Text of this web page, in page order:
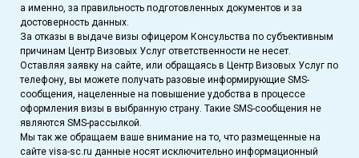
а именно, за правильность подготовленных документов и за
достоверность данных.
За отказы в выдаче визы офицером Консульства по субъективным
причинам Центр Визовых Услуг ответственности не несет.
Оставляя заявку на сайте, или обращаясь в Центр Визовых Услуг по
телефону, вы можете получать разовые информирующие SMS-
сообщения, нацеленные на повышение удобства в процессе
оформления визы в выбранную страну. Такие SMS-сообщения не
являются SMS-рассылкой.
Мы так же обращаем ваше внимание на то, что размещенные на
сайте visa-sc.ru данные носят исключительно информационный